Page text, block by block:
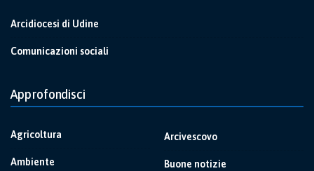
Arcidiocesi di Udine
Comunicazioni sociali
Approfondisci
Agricoltura
Ambiente
Arcivescovo
Buone notizie